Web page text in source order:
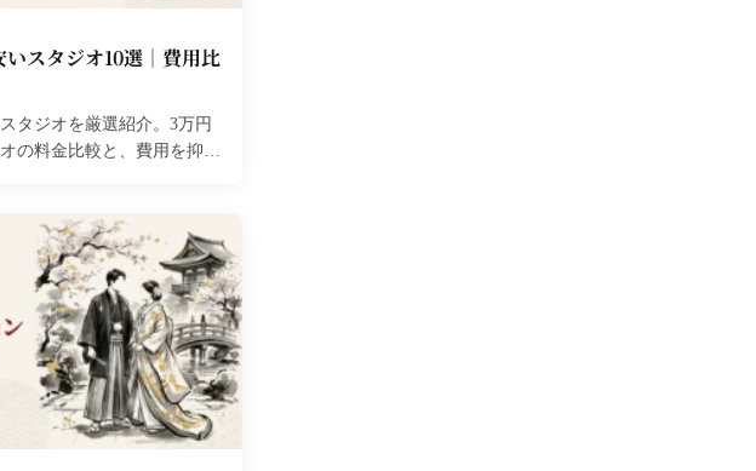
スタジオ10選｜費用比
タジオを厳選紹介。3万円
の料金比較と、費用を抑え